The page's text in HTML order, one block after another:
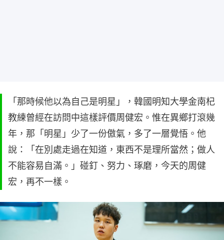
「那時候他以為自己是明星」，韓國明知大學金南杞
教練曾經在訪問中這樣評價周健宏。惟在異鄉打滾幾
年，那「明星」少了一份傲氣，多了一層覺悟。他
說：「在別處走過在知道，東西不是理所當然；做人
不能容易自滿。」碰釘、努力、琢磨，今天的周健
宏，再不一樣。